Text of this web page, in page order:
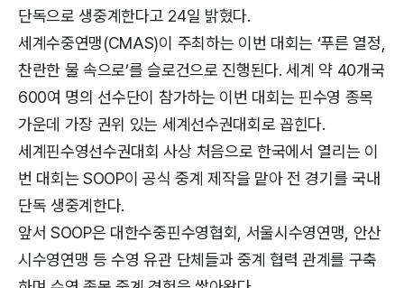
단독으로 생중계한다고 24일 밝혔다.
세계수중연맹(CMAS)이 주최하는 이번 대회는 ‘푸른 열정,
찬란한 물 속으로’를 슬로건으로 진행된다. 세계 약 40개국
600여 명의 선수단이 참가하는 이번 대회는 핀수영 종목
가운데 가장 권위 있는 세계선수권대회로 꼽힌다.
세계핀수영선수권대회 사상 처음으로 한국에서 열리는 이
번 대회는 SOOP이 공식 중계 제작을 맡아 전 경기를 국내
단독 생중계한다.
앞서 SOOP은 대한수중핀수영협회, 서울시수영연맹, 안산
시수영연맹 등 수영 유관 단체들과 중계 협력 관계를 구축